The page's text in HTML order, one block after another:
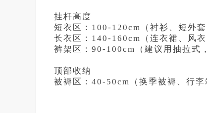
挂杆高度
短衣区：100-120cm（衬衫、短外套
长衣区：140-160cm（连衣裙、风衣
裤架区：90-100cm（建议用抽拉式
顶部收纳
被褥区：40-50cm（换季被褥、行李